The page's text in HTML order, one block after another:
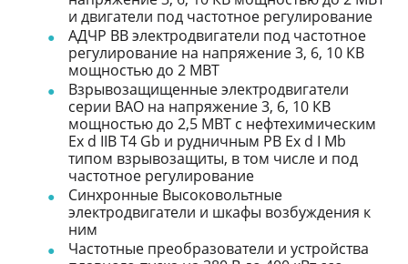
и двигатели под частотное регулирование
АДЧР ВВ электродвигатели под частотное
регулирование на напряжение 3, 6, 10 КВ
мощностью до 2 МВТ
Взрывозащищенные электродвигатели
серии ВАО на напряжение 3, 6, 10 КВ
мощностью до 2,5 МВТ с нефтехимическим
Ex d IIB T4 Gb и рудничным РB Ex d I Mb
типом взрывозащиты, в том числе и под
частотное регулирование
Синхронные Высоковольтные
электродвигатели и шкафы возбуждения к
ним
Частотные преобразователи и устройства